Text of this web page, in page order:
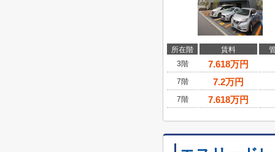
所在階 賃料
3階
7.618万円
7階 7.2万円
7階 7.618万円